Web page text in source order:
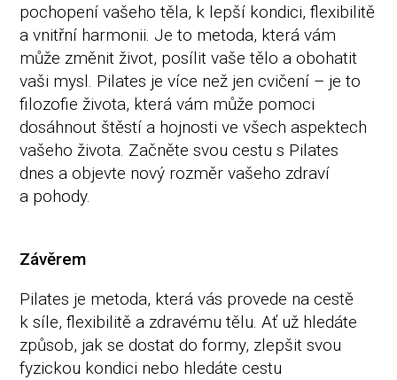
pochopení vašeho těla, k lepší kondici, flexibilitě
a vnitřní harmonii. Je to metoda, která vám
může změnit život, posílit vaše tělo a obohatit
vaši mysl. Pilates je více než jen cvičení – je to
filozofie života, která vám může pomoci
dosáhnout štěstí a hojnosti ve všech aspektech
vašeho života. Začněte svou cestu s Pilates
dnes a objevte nový rozměr vašeho zdraví
a pohody.
Závěrem
Pilates je metoda, která vás provede na cestě
k síle, flexibilitě a zdravému tělu. Ať už hledáte
způsob, jak se dostat do formy, zlepšit svou
fyzickou kondici nebo hledáte cestu